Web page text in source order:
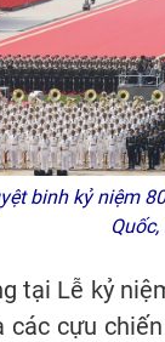
binh kỷ niệm
tại Lễ kỷ
các cựu